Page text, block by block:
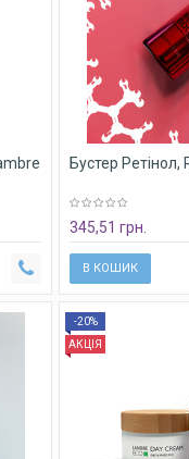
Бустер
345,51 грн.
В КОШИК
-20%
АКЦІЯ